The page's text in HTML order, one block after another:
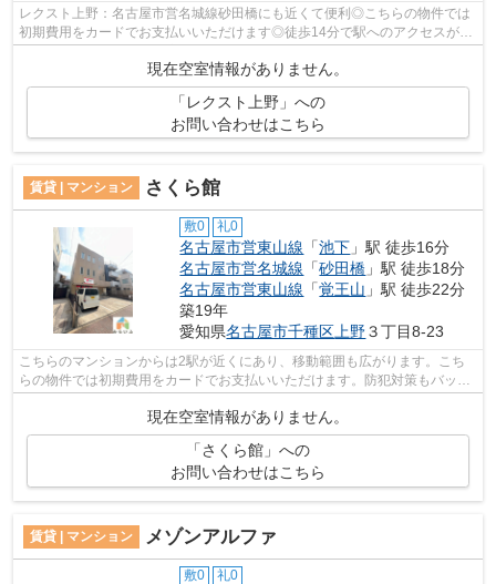
レクスト上野：名古屋市営名城線砂田橋にも近くて便利◎こちらの物件では
初期費用をカードでお支払いいただけます◎徒歩14分で駅へのアクセスが可
能な物件です◎行き先に応じて駅を選べる...
現在空室情報がありません。
「レクスト上野」への
お問い合わせはこちら
賃貸 | マンション さくら館
敷0 礼0
名古屋市営東山線 「池下 」駅 徒歩16分
名古屋市営名城線 「砂田橋 」駅 徒歩18分
名古屋市営東山線 「覚王山 」駅 徒歩22分
築19年
愛知県名古屋市千種区上野３丁目8-23
こちらのマンションからは2駅が近くにあり、移動範囲も広がります。こち
らの物件では初期費用をカードでお支払いいただけます。防犯対策もバッチ
現在空室情報がありません。
「さくら館」への
お問い合わせはこちら
賃貸 | マンション メゾンアルファ
敷0 礼0